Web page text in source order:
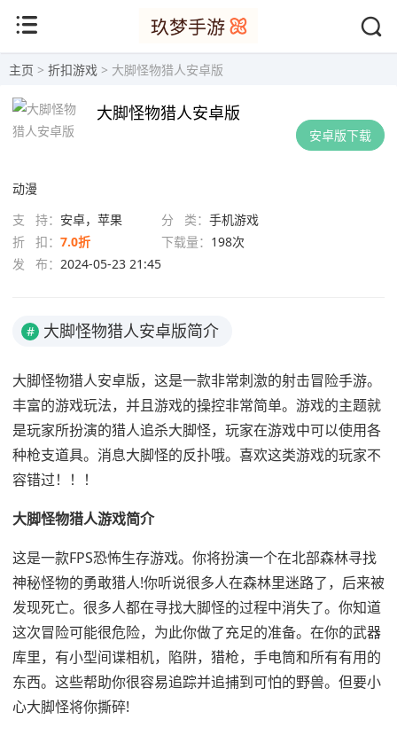
主页 > 折扣游戏 > 大脚怪物猎人安卓版
安卓版下载
大脚怪物猎人安卓版
动漫
支 持： 安卓，苹果 分 类： 手机游戏
折 扣： 7.0折 下载量： 198次
发 布： 2024-05-23 21:45
# 大脚怪物猎人安卓版简介
大脚怪物猎人安卓版，这是一款非常刺激的射击冒险手游。
丰富的游戏玩法，并且游戏的操控非常简单。游戏的主题就
是玩家所扮演的猎人追杀大脚怪，玩家在游戏中可以使用各
种枪支道具。消息大脚怪的反扑哦。喜欢这类游戏的玩家不
容错过！！！
大脚怪物猎人游戏简介
这是一款FPS恐怖生存游戏。你将扮演一个在北部森林寻找
神秘怪物的勇敢猎人!你听说很多人在森林里迷路了，后来被
发现死亡。很多人都在寻找大脚怪的过程中消失了。你知道
这次冒险可能很危险，为此你做了充足的准备。在你的武器
库里，有小型间谍相机，陷阱，猎枪，手电筒和所有有用的
东西。这些帮助你很容易追踪并追捕到可怕的野兽。但要小
心大脚怪将你撕碎!